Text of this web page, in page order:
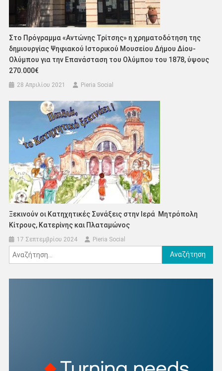
Στο Πρόγραμμα «Αντώνης Τρίτσης» η χρηματοδότηση της
δημιουργίας Ψηφιακού Ιστορικού Μουσείου Δήμου Δίου-
Ολύμπου για την Επανάσταση του Ολύμπου του 1878, ύψους
270.000€
28 Απριλίου 2021 Pieria Social
Ξεκινούν οι Κατηχητικές Συνάξεις στην Ιερά Μητρόπολη
Κίτρους, Κατερίνης και Πλαταμώνος
17 Σεπτεμβρίου 2024 Pieria Social
Αναζήτηση
για: